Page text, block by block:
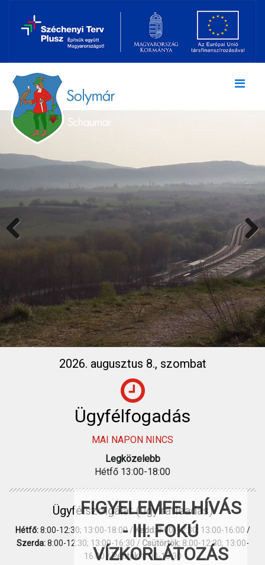
2026. augusztus 8., szombat
Ügyfélfogadás
MAI NAPON NINCS
Legközelebb
Hétfő 13:00-18:00
Ügyfélszolgálat (ügyiratleadás)
Hétfő:8:00-12:30; 13:00-18:00 / Kedd:8:00-12:30; 13:00-16:00 /
Szerda:8:00-12:30; 13:00-16:30 / Csütörtök:8:00-12:30; 13:00-
16:00 /Péntek:8:00-13:30
FIGYELEMFELHÍVÁS
- III. FOKÚ
VÍZKORLÁTOZÁS